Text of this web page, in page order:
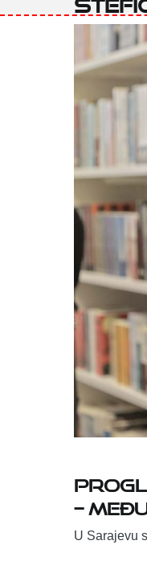
–
U Sarajevu